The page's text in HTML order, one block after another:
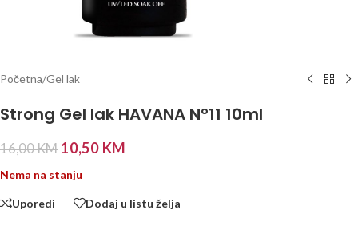
Početna/Gel lak
Strong Gel lak HAVANA N°11 10ml
16,00KM 10,50 KM
Nema na stanju
Uporedi Dodaj u listu želja